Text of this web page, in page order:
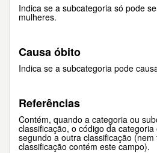
Indica se a subcategoria só pode
mulheres.
Causa óbito
Indica se a subcategoria pode
Referências
Contém, quando a categoria ou
classificação, o código da
segundo a outra classificação
classificação contém este campo).